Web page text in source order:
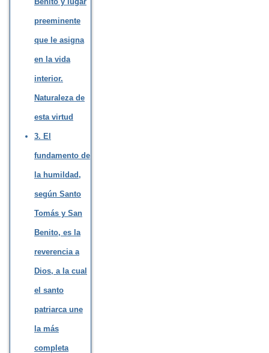
preeminente
que le asigna
en la vida
interior.
Naturaleza de
esta virtud
3. El
fundamento de
la humildad,
según Santo
Tomás y San
Benito, es la
reverencia a
Dios, a la cual
el santo
patriarca une
la más
completa